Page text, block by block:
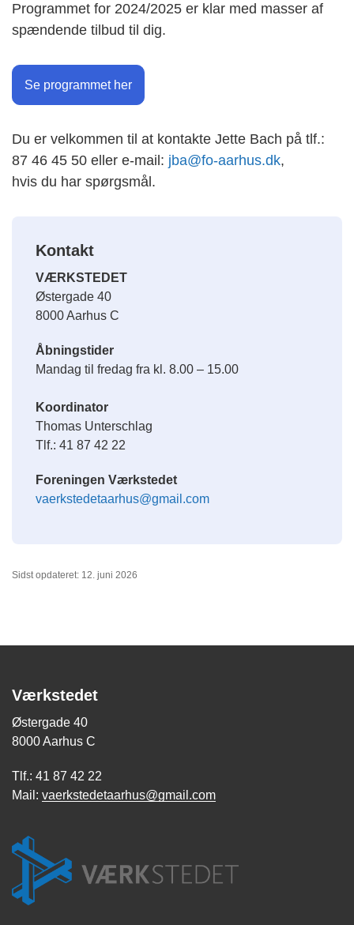
Programmet for 2024/2025 er klar med masser af
spændende tilbud til dig.
Se programmet her
Du er velkommen til at kontakte Jette Bach på tlf.:
87 46 45 50 eller e-mail: jba@fo-aarhus.dk,
hvis du har spørgsmål.
Kontakt
VÆRKSTEDET
Østergade 40
8000 Aarhus C
Åbningstider
Mandag til fredag fra kl. 8.00 – 15.00
Koordinator
Thomas Unterschlag
Tlf.: 41 87 42 22
Foreningen Værkstedet
vaerkstedetaarhus@gmail.com
Sidst opdateret: 12. juni 2026
Værkstedet
Østergade 40
8000 Aarhus C
Tlf.: 41 87 42 22
Mail: vaerkstedetaarhus@gmail.com